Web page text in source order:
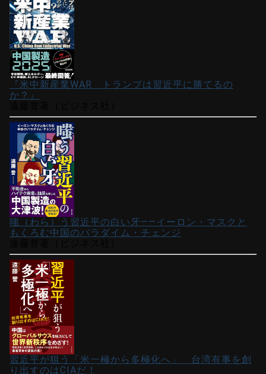
『米中新産業WAR トランプは習近平に勝てるの
か？』
嗤（わら）う習近平の白い牙――イーロン・マスクと
もくろむ中国のパラダイム・チェンジ
習近平が狙う「米一極から多極化へ」 台湾有事を創
り出すのはCIAだ！